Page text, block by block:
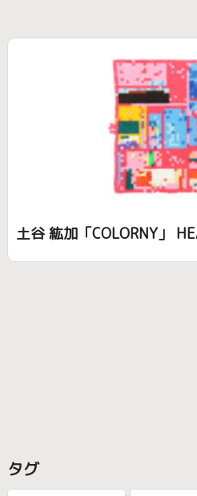
土谷 紘加「COLORNY」
タグ